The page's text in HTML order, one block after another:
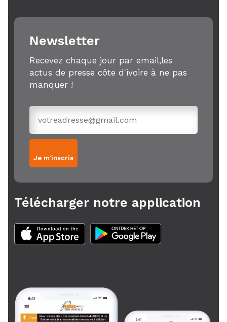
Newsletter
Recevez chaque jour par email,les
actus de presse côte d'ivoire à ne pas
manquer !
Je m'inscris
Télécharger notre application